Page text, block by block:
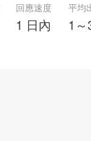
回應速度
1 日內
平均
1～